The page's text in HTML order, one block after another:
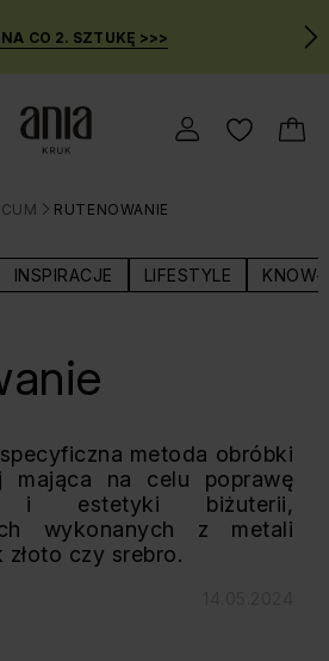
CO 2. SZTUKĘ >>>
>
RUTENOWANIE
INSPIRACJE LIFESTYLE KNOW-
metoda obróbki
mająca na celu poprawę
i estetyki biżuterii,
wykonanych z metali
czy srebro.